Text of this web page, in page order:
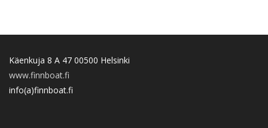
Käenkuja 8 A 47 00500 Helsinki
www.finnboat.fi
info(a)finnboat.fi